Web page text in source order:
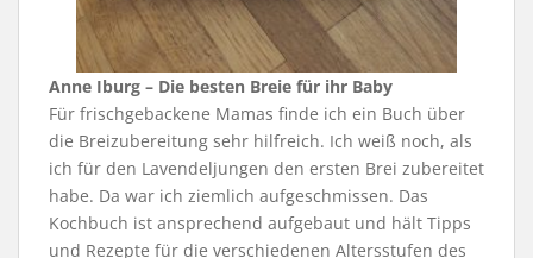
Anne Iburg – Die besten Breie für ihr Baby
Für frischgebackene Mamas finde ich ein Buch über
die Breizubereitung sehr hilfreich. Ich weiß noch, als
ich für den Lavendeljungen den ersten Brei zubereitet
habe. Da war ich ziemlich aufgeschmissen. Das
Kochbuch ist ansprechend aufgebaut und hält Tipps
und Rezepte für die verschiedenen Altersstufen des